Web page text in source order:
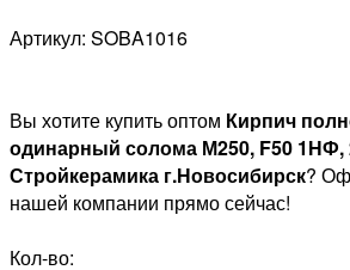
Артикул: SOBA1016
Вы хотите купить оптом Кирпич
одинарный солома М250, F50 1НФ,
Стройкерамика г.Новосибирск?
нашей компании прямо сейчас!
Кол-во: